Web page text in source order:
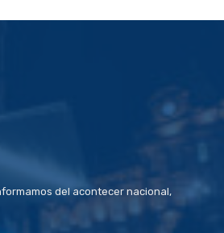
del acontecer nacional,